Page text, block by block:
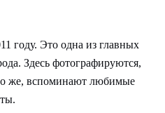
году. Это одна из главных
Здесь фотографируются,
же, вспоминают любимые